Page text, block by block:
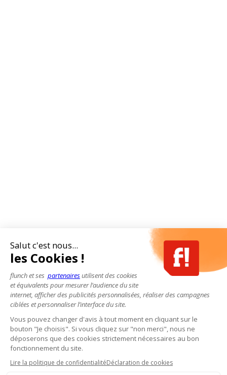
Salut c'est nous...
les Cookies !
flunch et ses partenairesutilisent des cookies
et équivalents pour mesurer l’audience du site
internet, afficher des publicités personnalisées, réaliser des campagnes
ciblées et personnaliser l’interface du site.
Vous pouvez changer d'avis à tout moment en cliquant sur le
bouton "Je choisis". Si vous cliquez sur "non merci", nous ne
déposerons que des cookies strictement nécessaires au bon
fonctionnement du site.
Lire la politique de confidentialitéDéclaration de cookies